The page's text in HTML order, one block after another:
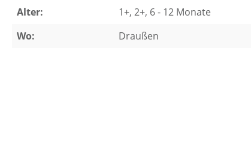
Alter:
1+, 2+, 6 - 12 Monate
Wo:
Draußen